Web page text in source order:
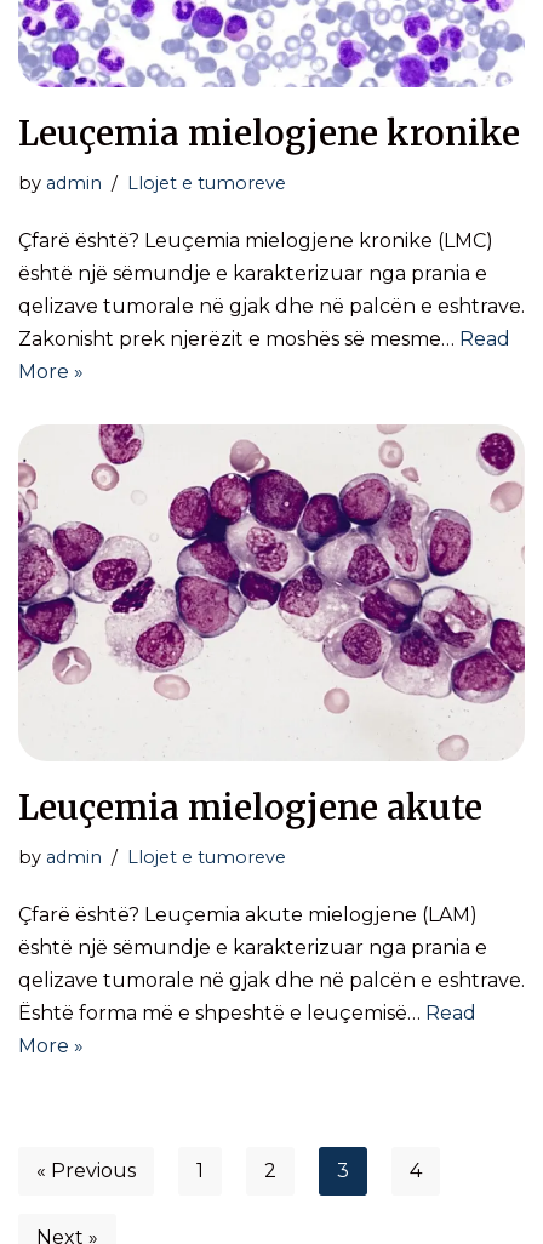
Leuçemia mielogjene kronike
by admin Llojet e tumoreve
Çfarë është? Leuçemia mielogjene kronike (LMC)
është një sëmundje e karakterizuar nga prania e
qelizave tumorale në gjak dhe në palcën e eshtrave.
Zakonisht prek njerëzit e moshës së mesme… Read
More »
Leuçemia mielogjene akute
by admin Llojet e tumoreve
Çfarë është? Leuçemia akute mielogjene (LAM)
është një sëmundje e karakterizuar nga prania e
qelizave tumorale në gjak dhe në palcën e eshtrave.
Është forma më e shpeshtë e leuçemisë… Read
More »
« Previous 1 2 3 4
Next »